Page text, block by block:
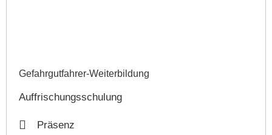
Gefahrgutfahrer-Weiterbildung​
Auffrischungsschulung
Präsenz